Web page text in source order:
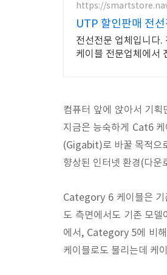
https://
UTP 할인판매 전
전선전문 업체입니다.
케이블 전문업체에서
컴퓨터 앞에 앉아서 기
지금은 능숙하게 Cat6
(Gigabit)로 바꿀 목적으
향상된 인터넷 환경(다
Category 6 케이블은 기
도 측면에서도 기존 모
에서, Category 5에 비
케이블로도 불리는데 케